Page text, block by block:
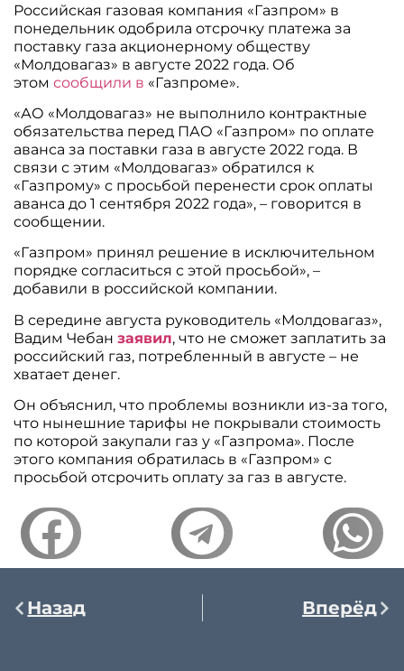
Российская газовая компания «Газпром» в
понедельник одобрила отсрочку платежа за
поставку газа акционерному обществу
«Молдовагаз» в августе 2022 года. Об
этомсообщили в «Газпроме».
«АО «Молдовагаз» не выполнило контрактные
обязательства перед ПАО «Газпром» по оплате
аванса за поставки газа в августе 2022 года. В
связи с этим «Молдовагаз» обратился к
«Газпрому» с просьбой перенести срок оплаты
аванса до 1 сентября 2022 года», – говорится в
сообщении.
«Газпром» принял решение в исключительном
порядке согласиться с этой просьбой», –
добавили в российской компании.
В середине августа руководитель «Молдовагаз»,
Вадим Чебанзаявил, что не сможет заплатить за
российский газ, потребленный в августе – не
хватает денег.
Он объяснил, что проблемы возникли из-за того,
что нынешние тарифы не покрывали стоимость
по которой закупали газ у «Газпрома». После
этого компания обратилась в «Газпром» с
просьбой отсрочить оплату за газ в августе.
Назад Вперёд